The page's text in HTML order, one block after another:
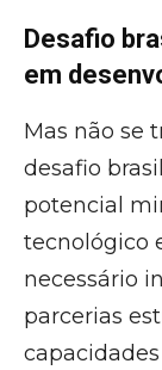
Desafio
em
Mas não se
desafio
potencial
tecnológico
necessário
parcerias